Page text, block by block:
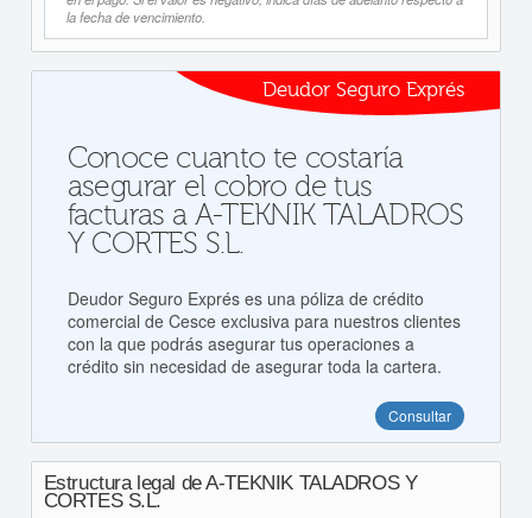
la fecha de vencimiento.
Deudor Seguro Exprés
Conoce cuanto te costaría
asegurar el cobro de tus
facturas a A-TEKNIK TALADROS
Y CORTES S.L.
Deudor Seguro Exprés es una póliza de crédito
comercial de Cesce exclusiva para nuestros clientes
con la que podrás asegurar tus operaciones a
crédito sin necesidad de asegurar toda la cartera.
Consultar
Estructura legal de A-TEKNIK TALADROS Y
CORTES S.L.